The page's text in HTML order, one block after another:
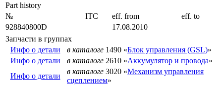
Part history
№
ITC eff. from
eff. to
928840800D
17.08.2010
Запчасти в группах
Инфо о детали
в каталоге 1490 «Блок управления (GSL)»
Инфо о детали
в каталоге 2610 «Аккумулятор и провода»
Инфо о детали
в каталоге 3020 «Механизм управления
сцеплением»